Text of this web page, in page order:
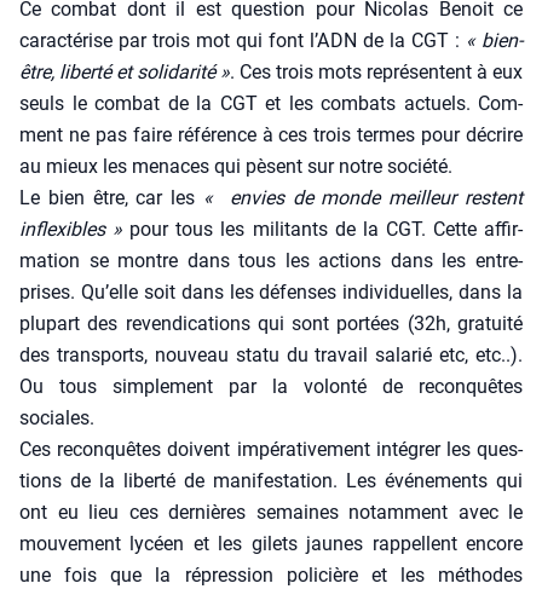
Ce com­bat dont il est ques­tion pour Nico­las Benoit ce
carac­té­rise par trois mot qui font l’ADN de la CGT : « bien-
être, liber­té et soli­da­ri­té ». Ces trois mots repré­sentent à eux
seuls le com­bat de la CGT et les com­bats actuels. Com­
ment ne pas faire réfé­rence à ces trois termes pour décrire
au mieux les menaces qui pèsent sur notre socié­té.
Le bien être, car les « envies de monde meilleur res­tent
inflexibles » pour tous les mili­tants de la CGT. Cette affir­
ma­tion se montre dans tous les actions dans les entre­
prises. Qu’elle soit dans les défenses indi­vi­duelles, dans la
plu­part des reven­di­ca­tions qui sont por­tées (32h, gra­tui­té
des trans­ports, nou­veau sta­tu du tra­vail sala­rié etc, etc..).
Ou tous sim­ple­ment par la volon­té de recon­quêtes
sociales.
Ces recon­quêtes doivent impé­ra­ti­ve­ment inté­grer les ques­
tions de la liber­té de mani­fes­ta­tion. Les évé­ne­ments qui
ont eu lieu ces der­nières semaines notam­ment avec le
mou­ve­ment lycéen et les gilets jaunes rap­pellent encore
une fois que la répres­sion poli­cière et les méthodes